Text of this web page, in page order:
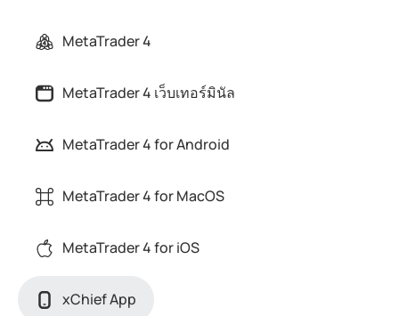
MetaTrader 4
MetaTrader 4 เว็บเทอร์มินัล
MetaTrader 4 for Android
MetaTrader 4 for MacOS
MetaTrader 4 for iOS
xChief App